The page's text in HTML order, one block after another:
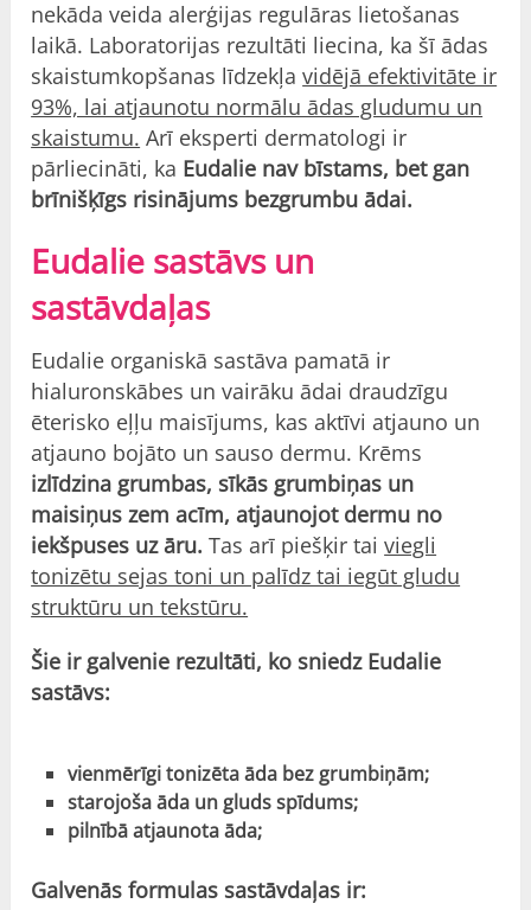
nekāda veida alerģijas regulāras lietošanas
laikā. Laboratorijas rezultāti liecina, ka šī ādas
skaistumkopšanas līdzekļavidējā efektivitāte ir
93%, lai atjaunotu normālu ādas gludumu un
skaistumu. Arī eksperti dermatologi ir
pārliecināti, ka Eudalie nav bīstams, bet gan
brīnišķīgs risinājums bezgrumbu ādai.
Eudalie sastāvs un
sastāvdaļas
Eudalie organiskā sastāva pamatā ir
hialuronskābes un vairāku ādai draudzīgu
ēterisko eļļu maisījums, kas aktīvi atjauno un
atjauno bojāto un sauso dermu. Krēms
izlīdzina grumbas, sīkās grumbiņas un
maisiņus zem acīm, atjaunojot dermu no
iekšpuses uz āru. Tas arī piešķir taiviegli
tonizētu sejas toni un palīdz tai iegūt gludu
struktūru un tekstūru.
Šie ir galvenie rezultāti, ko sniedz Eudalie
sastāvs:
vienmērīgi tonizēta āda bez grumbiņām;
starojoša āda un gluds spīdums;
pilnībā atjaunota āda;
Galvenās formulas sastāvdaļas ir: